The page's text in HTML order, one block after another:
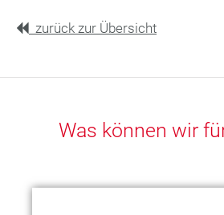
zurück zur Übersicht
Was können wir